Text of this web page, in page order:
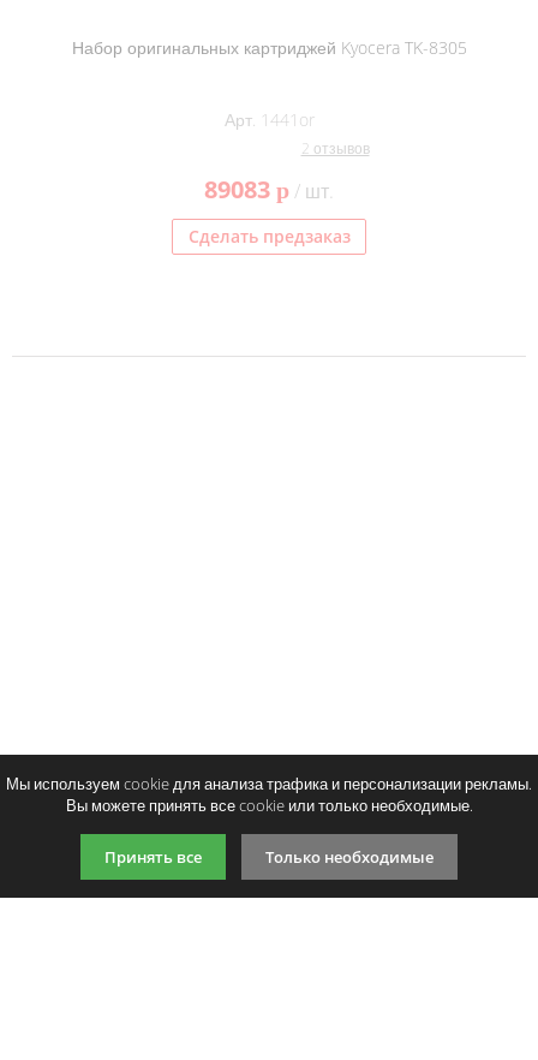
Набор оригинальных картриджей Kyocera TK-8305
Арт. 1441or
2 отзывов
89083 p/ шт.
Сделать предзаказ
Мы используем cookie для анализа трафика и персонализации рекламы.
Вы можете принять все cookie или только необходимые.
Принять все Только необходимые